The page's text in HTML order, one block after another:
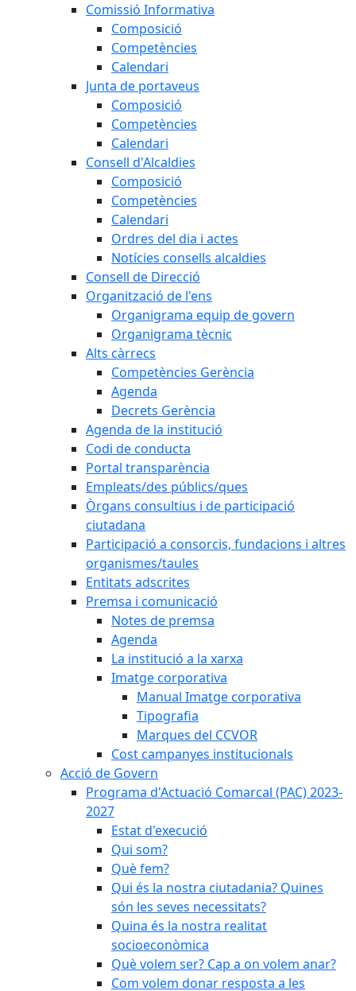
Comissió Informativa
Composició
Competències
Calendari
Junta de portaveus
Composició
Competències
Calendari
Consell d'Alcaldies
Composició
Competències
Calendari
Ordres del dia i actes
Notícies consells alcaldies
Consell de Direcció
Organització de l'ens
Organigrama equip de govern
Organigrama tècnic
Alts càrrecs
Competències Gerència
Agenda
Decrets Gerència
Agenda de la institució
Codi de conducta
Portal transparència
Empleats/des públics/ques
Òrgans consultius i de participació
ciutadana
Participació a consorcis, fundacions i altres
organismes/taules
Entitats adscrites
Premsa i comunicació
Notes de premsa
Agenda
La institució a la xarxa
Imatge corporativa
Manual Imatge corporativa
Tipografia
Marques del CCVOR
Cost campanyes institucionals
Acció de Govern
Programa d'Actuació Comarcal (PAC) 2023-
2027
Estat d'execució
Qui som?
Què fem?
Qui és la nostra ciutadania? Quines
són les seves necessitats?
Quina és la nostra realitat
socioeconòmica
Què volem ser? Cap a on volem anar?
Com volem donar resposta a les